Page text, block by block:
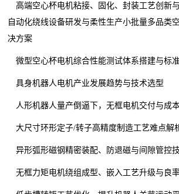
高端空心杯电机粘接、固化、封装工艺创新
自动化绕线设备研发与柔性生产小批量多品类
决方案
微型空心杯电机综合性能测试体系搭建与标
具身机器人电机产业发展趋势与技术选型
人形机器人量产倒逼下，无框电机交付与成
大尺寸环形定子/转子高精度制造工艺难点解
异形弧形磁钢精密装配、防退磁与间隙管控
无框力矩电机绕组成型、嵌入工艺升级与良